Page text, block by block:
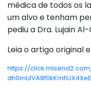
médica de todos os
um alvo e tenham
pediu a Dra. Lujain
Leia o artigo original
https://click.mlsend2.com/